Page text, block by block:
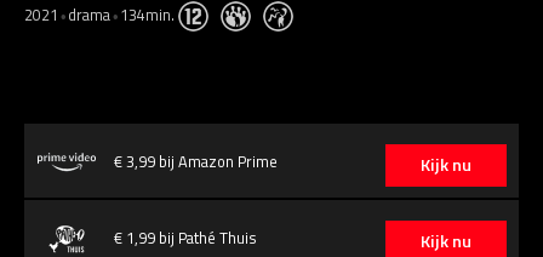
2021 drama 134min.
Kijk nu
€ 3,99 bij Amazon Prime
Kijk nu
€ 1,99 bij Pathé Thuis